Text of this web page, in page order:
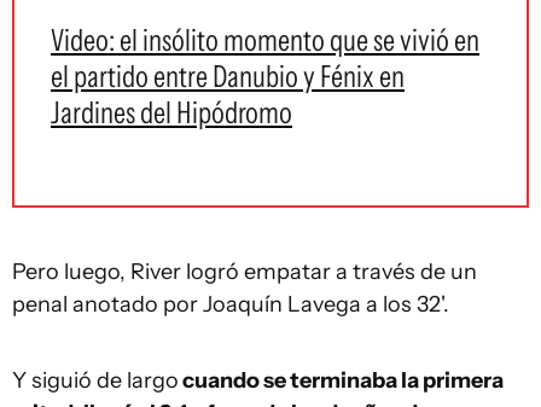
Video: el insólito momento que se vivió en
el partido entre Danubio y Fénix en
Jardines del Hipódromo
Pero luego, River logró empatar a través de un
penal anotado por Joaquín Lavega a los 32'.
Y siguió de largocuando se terminaba la primera